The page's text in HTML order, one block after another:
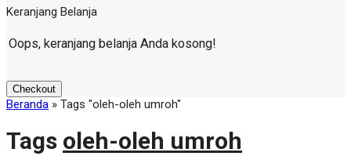
Keranjang Belanja
Oops, keranjang belanja Anda kosong!
Checkout
Beranda » Tags "oleh-oleh umroh"
Tags oleh-oleh umroh